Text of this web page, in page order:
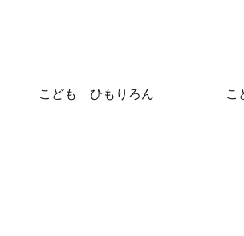
こども ひもりろん こ